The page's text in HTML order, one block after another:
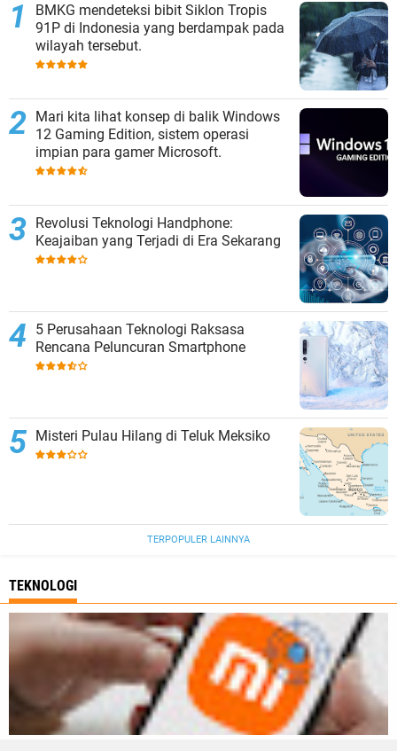
BMKG mendeteksi bibit Siklon Tropis
91P di Indonesia yang berdampak pada
wilayah tersebut.
Mari kita lihat konsep di balik Windows
12 Gaming Edition, sistem operasi
impian para gamer Microsoft.
Revolusi Teknologi Handphone:
Keajaiban yang Terjadi di Era Sekarang
5 Perusahaan Teknologi Raksasa
Rencana Peluncuran Smartphone
Misteri Pulau Hilang di Teluk Meksiko
TERPOPULER LAINNYA
TEKNOLOGI